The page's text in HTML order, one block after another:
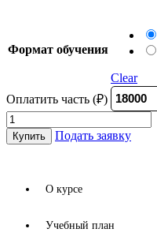
Формат обучения
Clear
Оплатить часть (₽)
Педагогическое
образование:
педагог-
Купить Подать заявку
О курсе
Учебный план